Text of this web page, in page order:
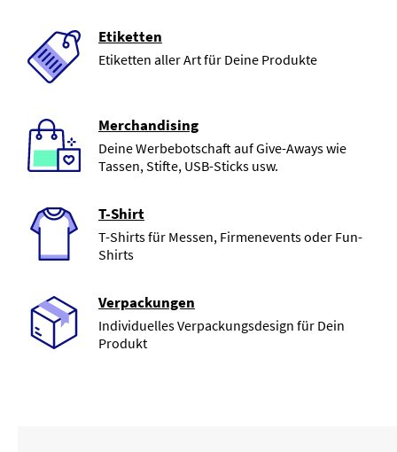
Etiketten
Etiketten aller Art für Deine Produkte
Merchandising
Deine Werbebotschaft auf Give-Aways wie
Tassen, Stifte, USB-Sticks usw.
T-Shirt
T-Shirts für Messen, Firmenevents oder Fun-
Shirts
Verpackungen
Individuelles Verpackungsdesign für Dein
Produkt